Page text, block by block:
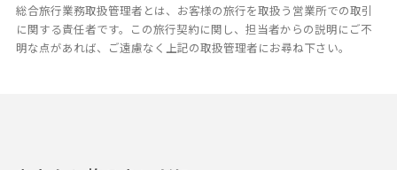
総合旅行業務取扱管理者とは、お客様の旅行を取扱う営業所での取引
に関する責任者です。この旅行契約に関し、担当者からの説明にご不
明な点があれば、ご遠慮なく上記の取扱管理者にお尋ね下さい。